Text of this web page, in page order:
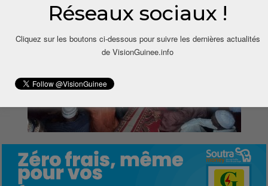
Réseaux sociaux !
Cliquez sur les boutons ci-dessous pour suivre les dernières actualités
de VisionGuinee.info